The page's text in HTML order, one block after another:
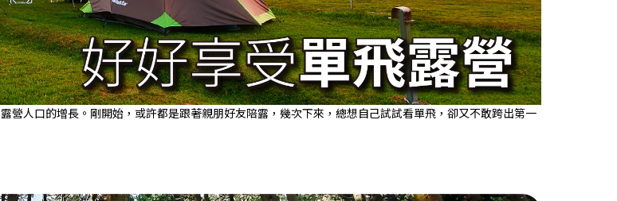
人口的增長。剛開始，或許都是跟著親朋好友陪露，幾次下來，總想自己試試看單飛，卻又不敢跨出第一